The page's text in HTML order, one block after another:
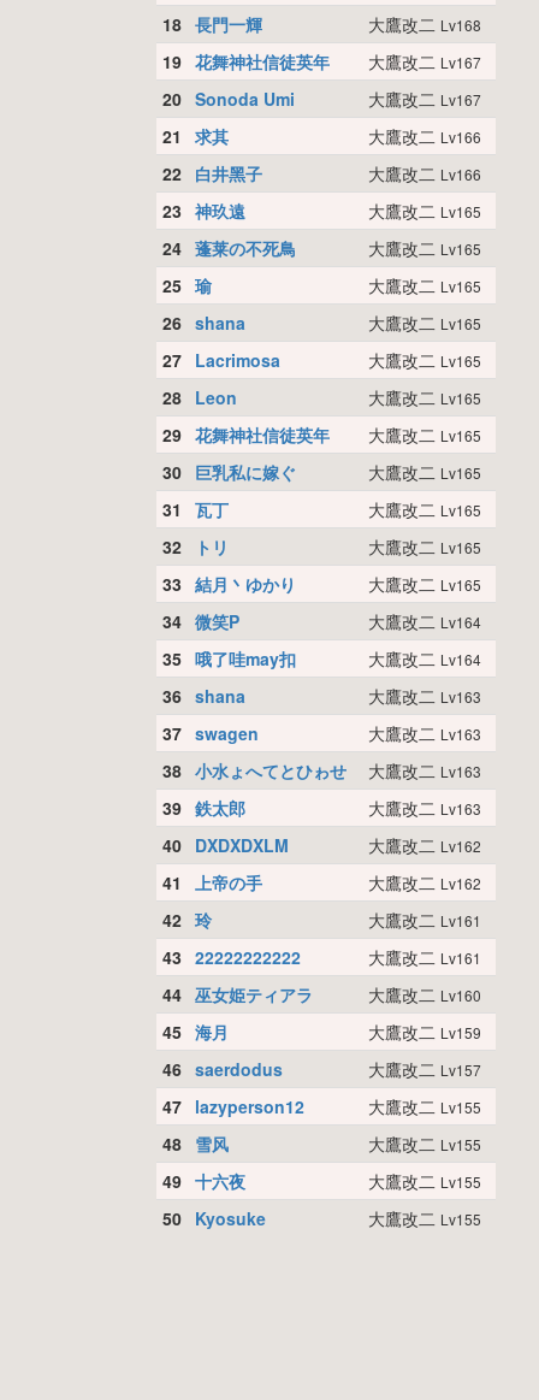
18 長門一輝 大鷹改二 Lv168
19 花舞神社信徒英年 大鷹改二 Lv167
20 Sonoda Umi 大鷹改二 Lv167
21 求其 大鷹改二 Lv166
22 白井黑子 大鷹改二 Lv166
23 神玖遠 大鷹改二 Lv165
24 蓬莱の不死鳥 大鷹改二 Lv165
25 瑜 大鷹改二 Lv165
26 shana 大鷹改二 Lv165
27 Lacrimosa 大鷹改二 Lv165
28 Leon 大鷹改二 Lv165
29 花舞神社信徒英年 大鷹改二 Lv165
30 巨乳私に嫁ぐ 大鷹改二 Lv165
31 瓦丁 大鷹改二 Lv165
32 トリ 大鷹改二 Lv165
33 結月丶ゆかり 大鷹改二 Lv165
34 微笑P 大鷹改二 Lv164
35 哦了哇may扣 大鷹改二 Lv164
36 shana 大鷹改二 Lv163
37 swagen 大鷹改二 Lv163
38 小水ょへてとひゎせ 大鷹改二 Lv163
39 鉄太郎 大鷹改二 Lv163
40 DXDXDXLM 大鷹改二 Lv162
41 上帝の手 大鷹改二 Lv162
42 玲 大鷹改二 Lv161
43 22222222222 大鷹改二 Lv161
44 巫女姫ティアラ 大鷹改二 Lv160
45 海月 大鷹改二 Lv159
46 saerdodus 大鷹改二 Lv157
47 lazyperson12 大鷹改二 Lv155
48 雪风 大鷹改二 Lv155
49 十六夜 大鷹改二 Lv155
50 Kyosuke 大鷹改二 Lv155